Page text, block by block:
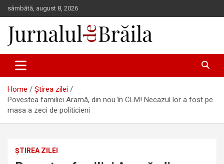
Skip
to
content
sâmbătă, august 8, 2026
Jurnalul de Brăila
Home
Știrea zilei
Povestea familiei Aramă, din nou în CLM! Necazul lor a fost pe
masa a zeci de politicieni
ȘTIREA ZILEI